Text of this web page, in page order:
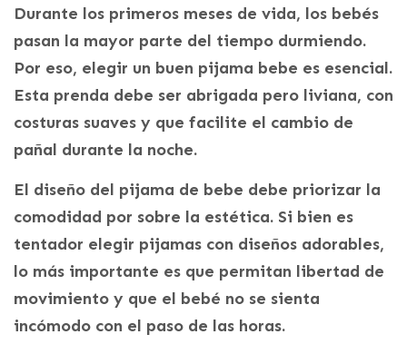
Durante los primeros meses de vida, los bebés
pasan la mayor parte del tiempo durmiendo.
Por eso, elegir un buen pijama bebe es esencial.
Esta prenda debe ser abrigada pero liviana, con
costuras suaves y que facilite el cambio de
pañal durante la noche.
El diseño del pijama de bebe debe priorizar la
comodidad por sobre la estética. Si bien es
tentador elegir pijamas con diseños adorables,
lo más importante es que permitan libertad de
movimiento y que el bebé no se sienta
incómodo con el paso de las horas.